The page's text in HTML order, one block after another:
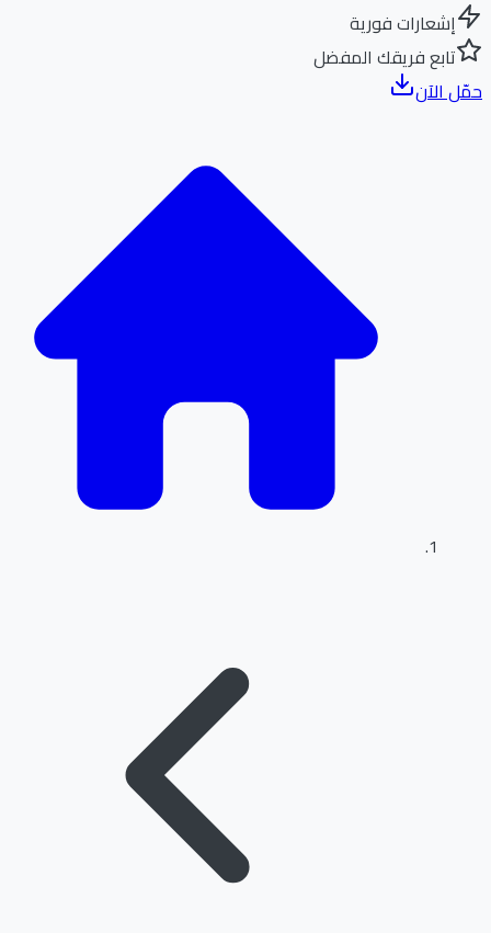
إشعارات فورية
تابع فريقك المفضل
الآن